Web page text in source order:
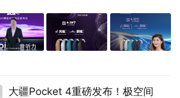
大疆Pocket 4重磅发布！极空间